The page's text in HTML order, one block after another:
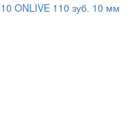
ONLIVE 110 зуб. 10 мм